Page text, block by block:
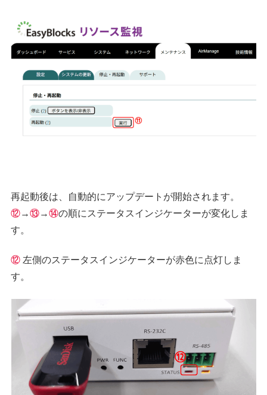
再起動後は、自動的にアップデートが開始されます。
⑫→⑬→⑭の順にステータスインジケーターが変化しま
す。
⑫ 左側のステータスインジケーターが赤色に点灯しま
す。